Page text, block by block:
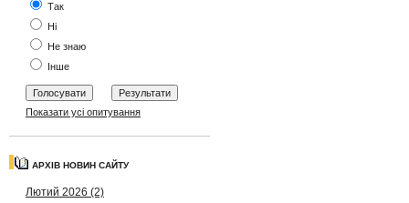
Так
Ні
Не знаю
Інше
Показати усі опитування
АРХІВ НОВИН САЙТУ
Лютий 2026 (2)